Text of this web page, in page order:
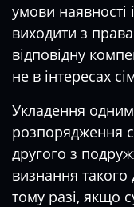
умови наявності
виходити з
відповідну
не в інтересах
Укладення
розпорядження
другого з
визнання
тому разі, якщо